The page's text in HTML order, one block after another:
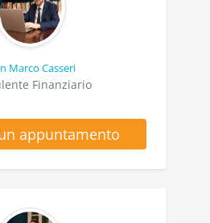
Marco Casseri
Finanziario
appuntamento